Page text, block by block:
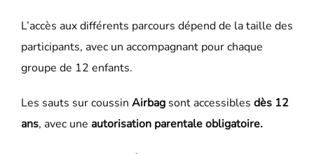
L’accès aux différents parcours dépend de la taille des
participants, avec un accompagnant pour chaque
groupe de 12 enfants.
Les sauts sur coussin Airbag sont accessibles dès 12
ans, avec une autorisation parentale obligatoire.